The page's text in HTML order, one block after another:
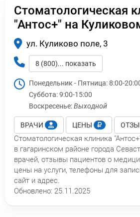
Стоматологическая
"Антос+" на
ул. Куликово поле, 3
8 (800)... показать
Понедельник - Пятница:8:00-
Суббота:9:00-15:00
Воскресенье:Выходной
ВРАЧИ ЦЕНЫ
Стоматологическая клиника
в гагаринском районе города
врачей, отзывы пациентов о
цены на услуги, телефоны для
сайт и адрес.
Обновлено: 25.11.2025